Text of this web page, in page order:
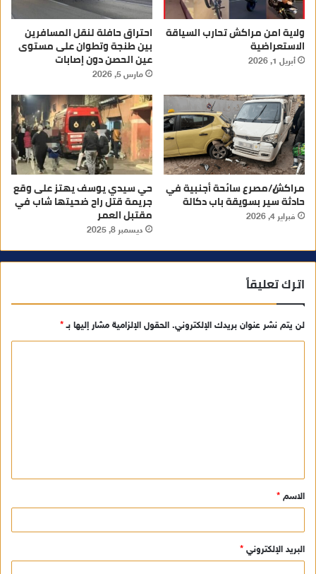
ولاية امن مراكش تحارب السياقة
الاستعراضية
أبريل 1, 2026
احتراق حافلة لنقل المسافرين
بين طنجة وتطوان على مستوى
عين الحصن دون إصابات
مارس 5, 2026
مراكش//مصرع سائحة أجنبية في
حادثة سير بسويقة باب دكالة
فبراير 4, 2026
حي سيدي يوسف يهتز على وقع
جريمة قتل راح ضحيتها شاب في
مقتبل العمر
ديسمبر 8, 2025
اترك تعليقاً
لن يتم نشر عنوان بريدك الإلكتروني. الحقول الإلزامية مشار إليها بـ*
ق
*
الاسم *
البريد الإلكتروني *